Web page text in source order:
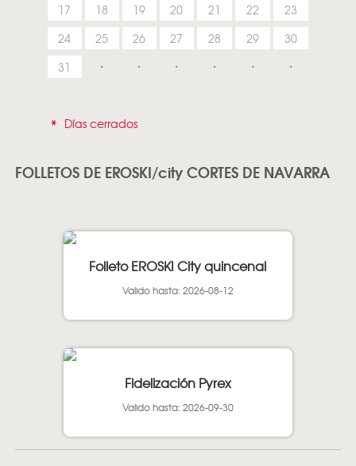
17
18 19 20 21 22
23
24
25 26 27 28 29
30
31
* Días cerrados
FOLLETOS DE EROSKI/city CORTES DE NAVARRA
Folleto EROSKI City quincenal
Valido hasta: 2026-08-12
Fidelización Pyrex
Valido hasta: 2026-09-30